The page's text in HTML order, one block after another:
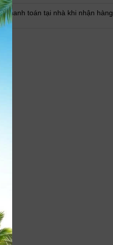
Thanh toán tại nhà khi nhận hàng